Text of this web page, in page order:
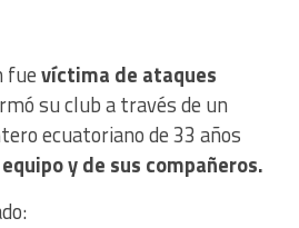
fuevíctima de ataques
su club a través de un
ecuatoriano de 33 años
y de sus compañeros.